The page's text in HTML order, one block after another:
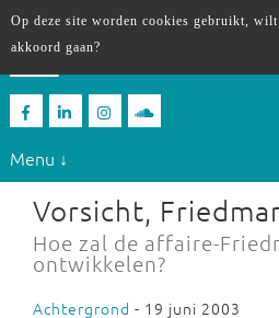
Menu ↓
Vorsicht,
Hoe zal de affaire-
ontwikkelen?
Achtergrond - 19 juni 2003
Op deze site worden cookies gebruikt, wilt
akkoord gaan?